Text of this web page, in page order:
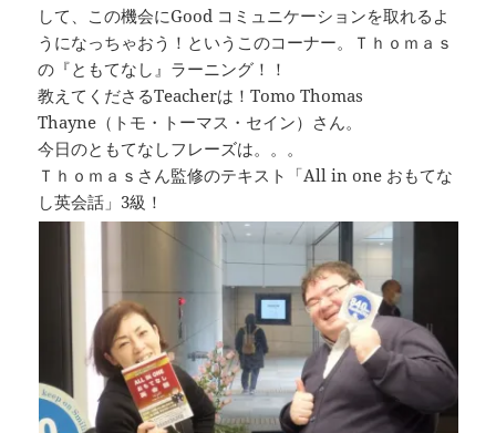
して、この機会にGood コミュニケーションを取れるよ
うになっちゃおう！というこのコーナー。Ｔｈｏｍａｓ
の『ともてなし』ラーニング！！
教えてくださるTeacherは！Tomo Thomas
Thayne（トモ・トーマス・セイン）さん。
今日のともてなしフレーズは。。。
Ｔｈｏｍａｓさん監修のテキスト「All in one おもてな
し英会話」3級！